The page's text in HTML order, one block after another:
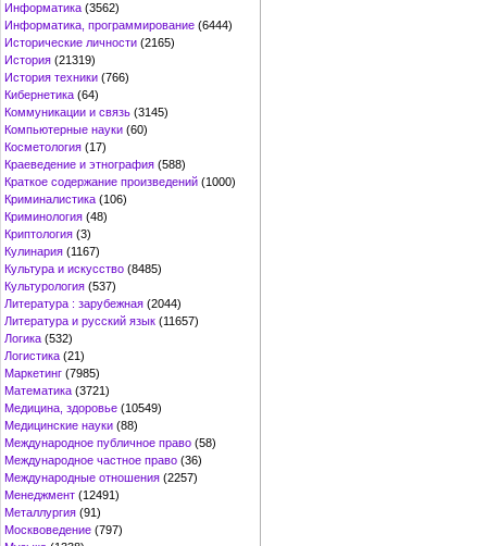
Информатика (3562)
Информатика, программирование (6444)
Исторические личности (2165)
История (21319)
История техники (766)
Кибернетика (64)
Коммуникации и связь (3145)
Компьютерные науки (60)
Косметология (17)
Краеведение и этнография (588)
Краткое содержание произведений (1000)
Криминалистика (106)
Криминология (48)
Криптология (3)
Кулинария (1167)
Культура и искусство (8485)
Культурология (537)
Литература : зарубежная (2044)
Литература и русский язык (11657)
Логика (532)
Логистика (21)
Маркетинг (7985)
Математика (3721)
Медицина, здоровье (10549)
Медицинские науки (88)
Международное публичное право (58)
Международное частное право (36)
Международные отношения (2257)
Менеджмент (12491)
Металлургия (91)
Москвоведение (797)